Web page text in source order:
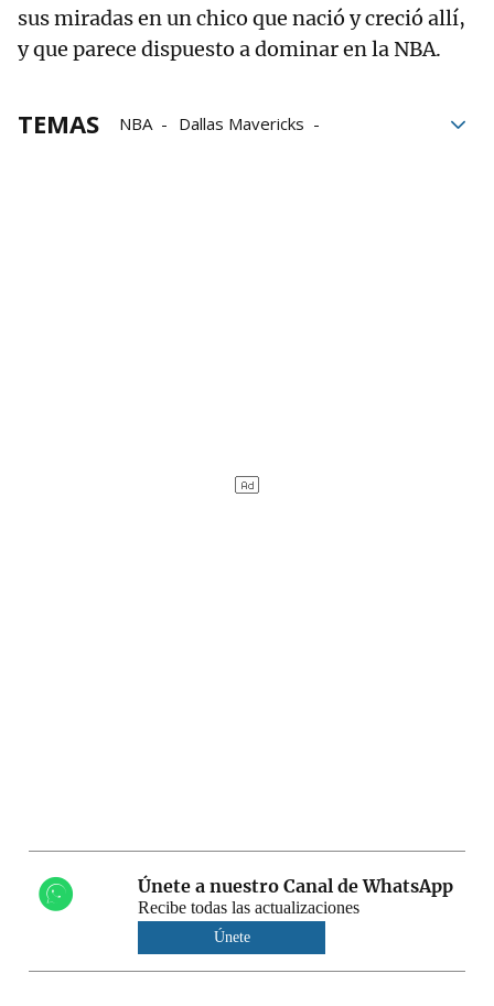
sus miradas en un chico que nació y creció allí,
y que parece dispuesto a dominar en la NBA.
TEMAS NBA
Dallas Mavericks
Únete a nuestro Canal de WhatsApp
Recibe todas las actualizaciones
Únete